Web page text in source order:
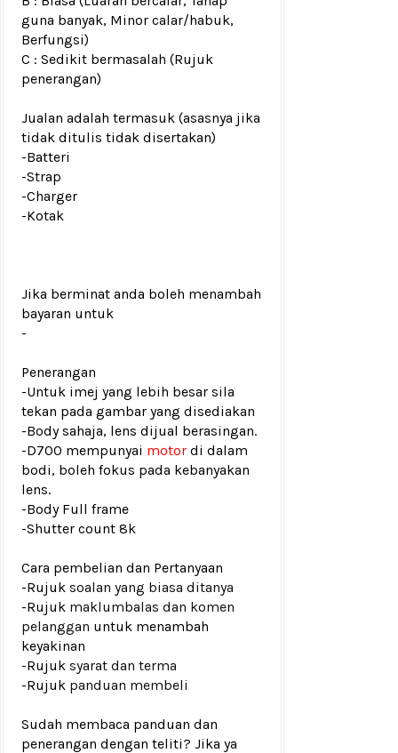
guna banyak, Minor calar/habuk,
Berfungsi)
C : Sedikit bermasalah (Rujuk
penerangan)
Jualan adalah termasuk (asasnya jika
tidak ditulis tidak disertakan)
-Batteri
-Strap
-Charger
-Kotak
Jika berminat anda boleh menambah
bayaran untuk
-
Penerangan
-Untuk imej yang lebih besar sila
tekan pada gambar yang disediakan
-Body sahaja, lens dijual berasingan.
-D700 mempunyai motor di dalam
bodi, boleh fokus pada kebanyakan
lens.
-Body Full frame
-Shutter count 8k
Cara pembelian dan Pertanyaan
-Rujuk soalan yang biasa ditanya
-Rujuk maklumbalas dan komen
pelanggan untuk menambah
keyakinan
-Rujuk syarat dan terma
-Rujuk panduan membeli
Sudah membaca panduan dan
penerangan dengan teliti? Jika ya